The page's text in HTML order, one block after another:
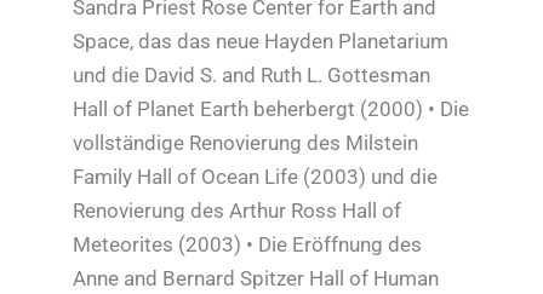
Sandra Priest Rose Center for Earth and
Space, das das neue Hayden Planetarium
und die David S. and Ruth L. Gottesman
Hall of Planet Earth beherbergt (2000) • Die
vollständige Renovierung des Milstein
Family Hall of Ocean Life (2003) und die
Renovierung des Arthur Ross Hall of
Meteorites (2003) • Die Eröffnung des
Anne and Bernard Spitzer Hall of Human